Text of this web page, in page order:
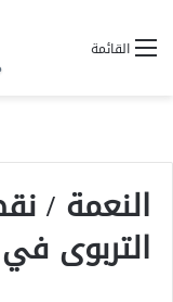
القائمة
النعمة /
التربوى في